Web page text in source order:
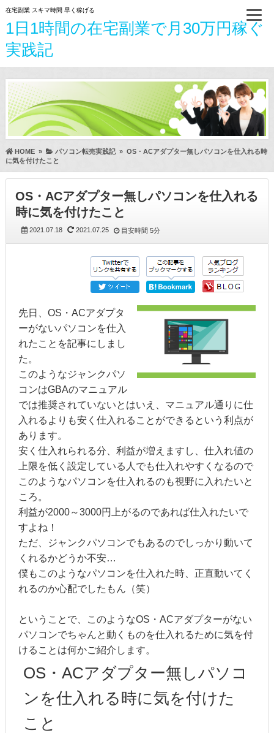
在宅副業 スキマ時間 早く稼げる
1日1時間の在宅副業で月30万円稼ぐ
実践記
HOME» パソコン転売実践記» OS・ACアダプター無しパソコンを仕入れる時
に気を付けたこと
OS・ACアダプター無しパソコンを仕入れる
時に気を付けたこと
2021.07.18 2021.07.25 目安時間 5分
先日、OS・ACアダプタ
ーがないパソコンを仕入
れたことを記事にしまし
た。
このようなジャンクパソ
コンはGBAのマニュアル
では推奨されていないとはいえ、マニュアル通りに仕
入れるよりも安く仕入れることができるという利点が
あります。
安く仕入れられる分、利益が増えますし、仕入れ値の
上限を低く設定している人でも仕入れやすくなるので
このようなパソコンを仕入れるのも視野に入れたいと
ころ。
利益が2000～3000円上がるのであれば仕入れたいで
すよね！
ただ、ジャンクパソコンでもあるのでしっかり動いて
くれるかどうか不安…
僕もこのようなパソコンを仕入れた時、正直動いてく
れるのか心配でしたもん（笑）
ということで、このようなOS・ACアダプターがない
パソコンでちゃんと動くものを仕入れるために気を付
けることは何かご紹介します。
OS・ACアダプター無しパソコ
ンを仕入れる時に気を付けた
こと